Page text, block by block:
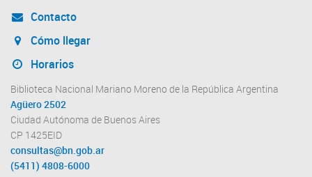
Contacto
Cómo llegar
Horarios
Biblioteca Nacional Mariano Moreno de la República Argentina
Agüero 2502
Ciudad Autónoma de Buenos Aires
CP 1425EID
consultas@bn.gob.ar
(5411) 4808-6000